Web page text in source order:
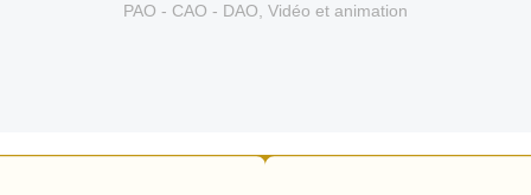
PAO - CAO - DAO, Vidéo et animation